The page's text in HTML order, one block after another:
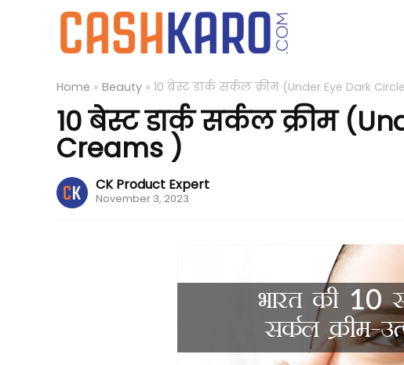
Home » Beauty » 10 बेस्ट डार्क सर्कल क्रीम (Under Eye Dark
10 बेस्ट डार्क सर्कल क्रीम
Creams )
CK Product Expert
November 3, 2023